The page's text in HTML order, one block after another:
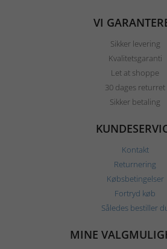
VI
Sikker levering
Kvalitetsgaranti
Let at shoppe
30 dages returret
Sikker betaling
Kontakt
Returnering
Købsbetingelser
Fortryd køb
Således bestiller
MINE